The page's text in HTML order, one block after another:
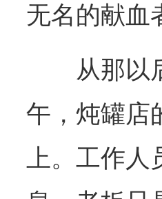
无名的献血
从那以
午，炖罐店
上。工作人